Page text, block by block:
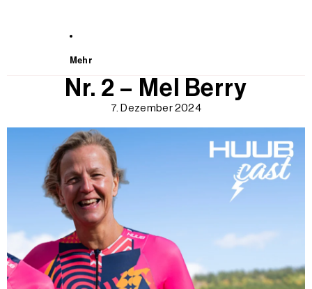
Mehr
Nr. 2 – Mel Berry
7. Dezember 2024